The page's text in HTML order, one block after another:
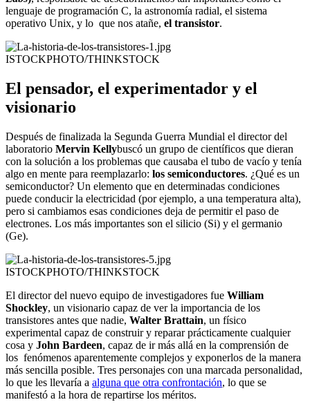
lenguaje de programación C, la astronomía radial, el sistema
operativo Unix, y lo que nos atañe, el transistor.
ISTOCKPHOTO/THINKSTOCK
El pensador, el experimentador y el
visionario
Después de finalizada la Segunda Guerra Mundial el director del
laboratorio Mervin Kellybuscó un grupo de científicos que dieran
con la solución a los problemas que causaba el tubo de vacío y tenía
algo en mente para reemplazarlo: los semiconductores. ¿Qué es un
semiconductor? Un elemento que en determinadas condiciones
puede conducir la electricidad (por ejemplo, a una temperatura alta),
pero si cambiamos esas condiciones deja de permitir el paso de
electrones. Los más importantes son el silicio (Si) y el germanio
(Ge).
ISTOCKPHOTO/THINKSTOCK
El director del nuevo equipo de investigadores fue William
Shockley, un visionario capaz de ver la importancia de los
transistores antes que nadie, Walter Brattain, un físico
experimental capaz de construir y reparar prácticamente cualquier
cosa y John Bardeen, capaz de ir más allá en la comprensión de
los fenómenos aparentemente complejos y exponerlos de la manera
más sencilla posible. Tres personajes con una marcada personalidad,
lo que les llevaría a alguna que otra confrontación, lo que se
manifestó a la hora de repartirse los méritos.